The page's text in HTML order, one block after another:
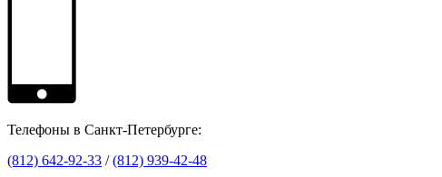
Телефоны в Санкт-Петербурге:
(812) 642-92-33 /(812) 939-42-48